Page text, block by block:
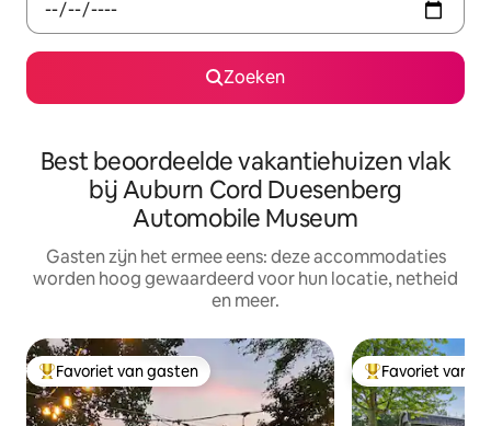
Zoeken
Best beoordeelde vakantiehuizen vlak
bij Auburn Cord Duesenberg
Automobile Museum
Gasten zijn het ermee eens: deze accommodaties
worden hoog gewaardeerd voor hun locatie, netheid
en meer.
Topfavoriet van gasten
Favoriet van gasten Topfavoriet van
Favoriet van